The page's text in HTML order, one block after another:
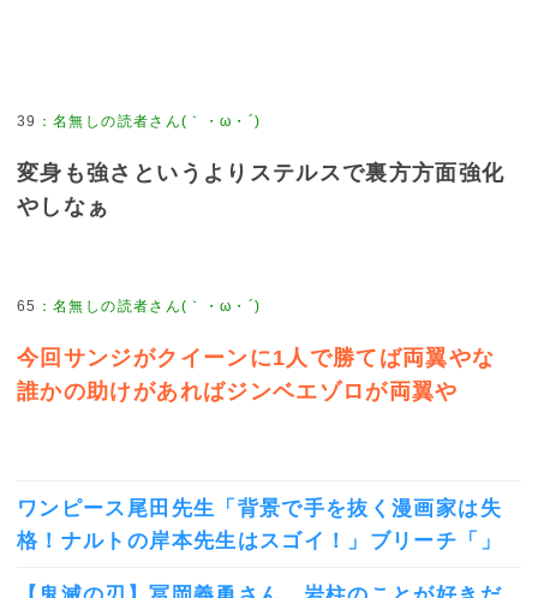
39 ：名無しの読者さん(｀・ω・´)
変身も強さというよりステルスで裏方方面強化
やしなぁ
65 ：名無しの読者さん(｀・ω・´)
今回サンジがクイーンに1人で勝てば両翼やな
誰かの助けがあればジンベエゾロが両翼や
ワンピース尾田先生「背景で手を抜く漫画家は失
格！ナルトの岸本先生はスゴイ！」ブリーチ「」